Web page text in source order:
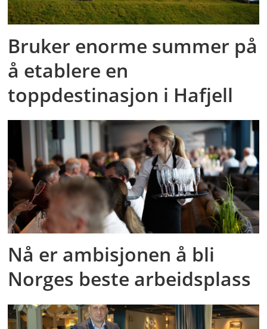
Bruker enorme summer på
å etablere en
toppdestinasjon i Hafjell
Nå er ambisjonen å bli
Norges beste arbeidsplass